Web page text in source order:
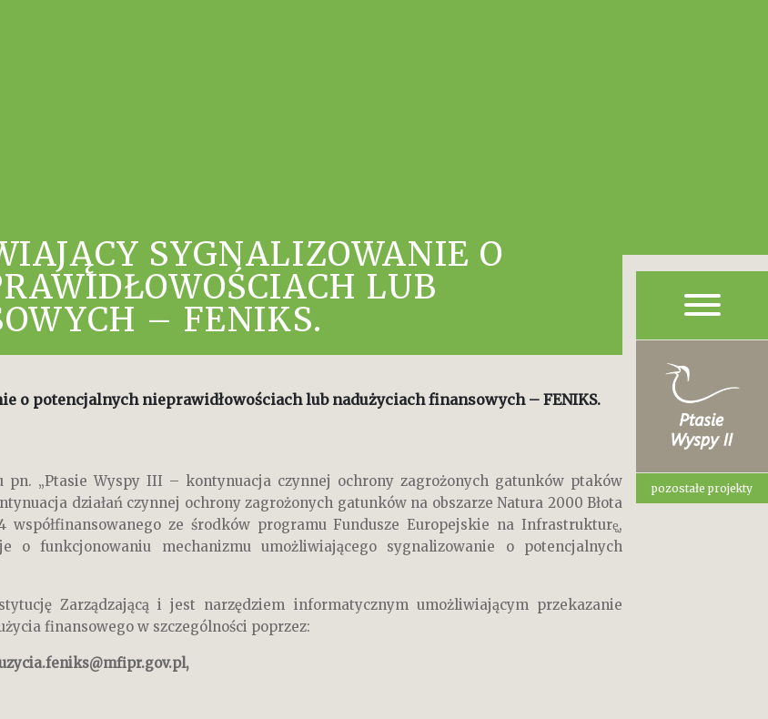
pozostałe projekty
SYGNALIZOWANIE O
LUB
– FENIKS.
o potencjalnych nieprawidłowościach lub nadużyciach finansowych – FENIKS.
„Ptasie Wyspy III – kontynuacja czynnej ochrony zagrożonych gatunków ptaków
działań czynnej ochrony zagrożonych gatunków na obszarze Natura 2000 Błota
współfinansowanego ze środków programu Fundusze Europejskie na Infrastrukturę̨,
o funkcjonowaniu mechanizmu umożliwiającego sygnalizowanie o potencjalnych
Zarządzającą i jest narzędziem informatycznym umożliwiającym przekazanie
finansowego w szczególności poprzez:
,